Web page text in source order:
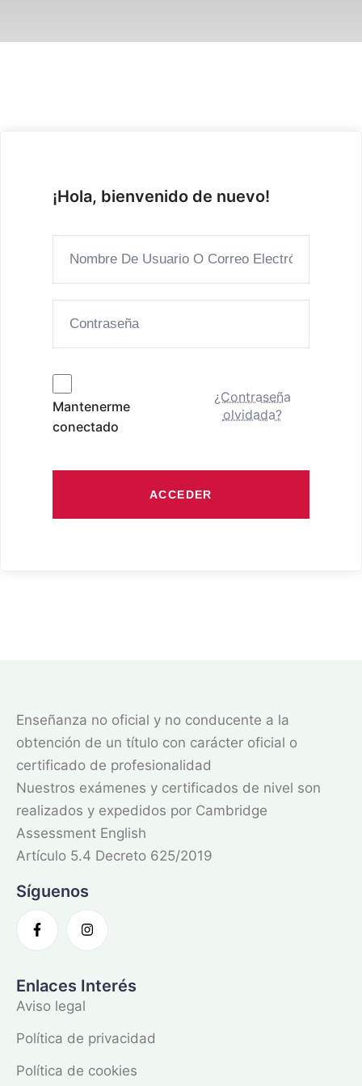
¡Hola, bienvenido de nuevo!
Mantenerme
conectado
¿Contraseña
olvidada?
ACCEDER
Enseñanza no oficial y no conducente a la
obtención de un título con carácter oficial o
certificado de profesionalidad
Nuestros exámenes y certificados de nivel son
realizados y expedidos por Cambridge
Assessment English
Artículo 5.4 Decreto 625/2019
Síguenos
Enlaces Interés
Aviso legal
Política de privacidad
Política de cookies